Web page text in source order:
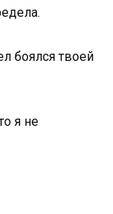
боялся твоей
я не